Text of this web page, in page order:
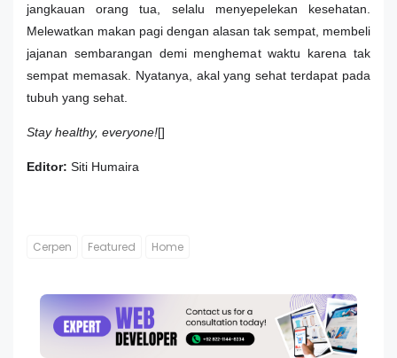
jangkauan orang tua, selalu menyepelekan kesehatan.
Melewatkan makan pagi dengan alasan tak sempat, membeli
jajanan sembarangan demi menghemat waktu karena tak
sempat memasak. Nyatanya, akal yang sehat terdapat pada
tubuh yang sehat.
Stay healthy, everyone![]
Editor: Siti Humaira
Cerpen Featured Home